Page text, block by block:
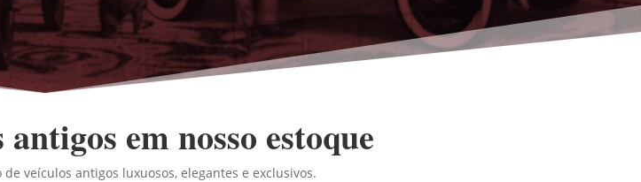
em nosso estoque
veículos antigos luxuosos, elegantes e exclusivos.